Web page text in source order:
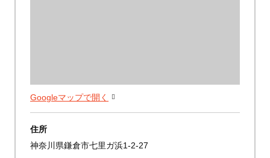
Googleマップで開く
住所
神奈川県鎌倉市七里ガ浜1-2-27